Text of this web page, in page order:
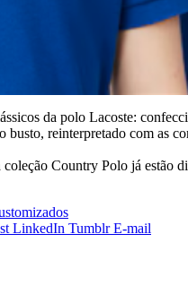
da polo Lacoste:
reinterpretado com as
Country Polo já estão
LinkedIn Tumblr E-mail